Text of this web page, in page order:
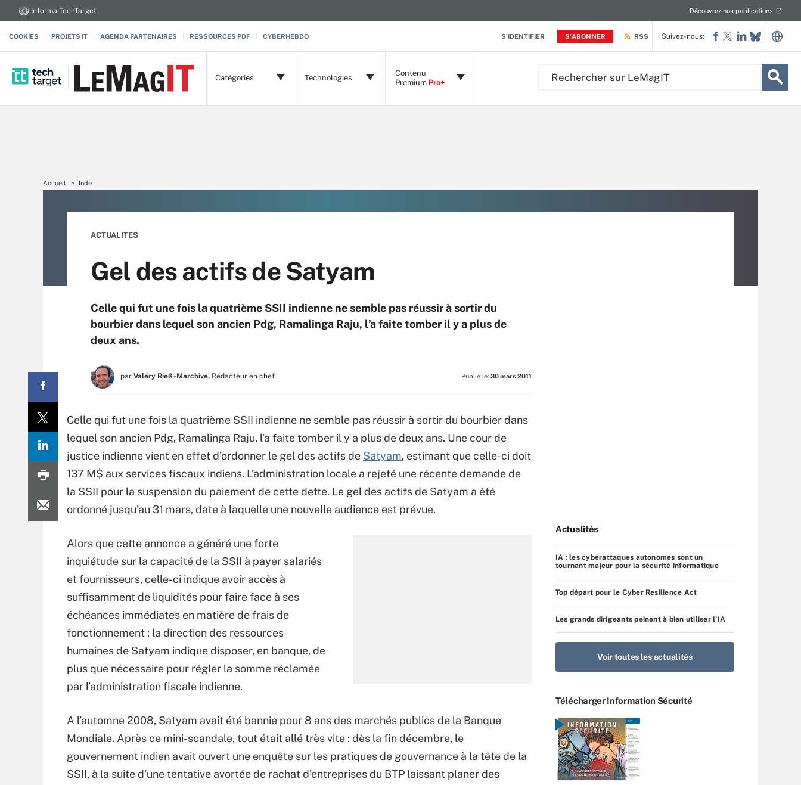
S'IDENTIFIER S'ABONNER
Informa TechTarget Découvrez nos publications
COOKIES PROJETS IT AGENDA PARTENAIRES RESSOURCES PDF CYBERHEBDO RSS
Catégories Technologies
Contenu
Premium Pro+
Suivez-nous:
Accueil Inde
ACTUALITES
Gel des actifs de Satyam
Celle qui fut une fois la quatrième SSII indienne ne semble pas réussir à sortir du
bourbier dans lequel son ancien Pdg, Ramalinga Raju, l’a faite tomber il y a plus de
deux ans.
par Valéry Rieß-Marchive, Rédacteur en chef Publié le: 30 mars 2011
Celle qui fut une fois la quatrième SSII indienne ne semble pas réussir à sortir du bourbier dans
lequel son ancien Pdg, Ramalinga Raju, l’a faite tomber il y a plus de deux ans. Une cour de
justice indienne vient en effet d’ordonner le gel des actifs de Satyam, estimant que celle-ci doit
137 M$ aux services fiscaux indiens. L’administration locale a rejeté une récente demande de
la SSII pour la suspension du paiement de cette dette. Le gel des actifs de Satyam a été
ordonné jusqu’au 31 mars, date à laquelle une nouvelle audience est prévue.
Alors que cette annonce a généré une forte
inquiétude sur la capacité de la SSII à payer salariés
et fournisseurs, celle-ci indique avoir accès à
suffisamment de liquidités pour faire face à ses
échéances immédiates en matière de frais de
fonctionnement : la direction des ressources
humaines de Satyam indique disposer, en banque, de
plus que nécessaire pour régler la somme réclamée
par l’administration fiscale indienne.
A l’automne 2008, Satyam avait été bannie pour 8 ans des marchés publics de la Banque
Mondiale. Après ce mini-scandale, tout était allé très vite : dès la fin décembre, le
gouvernement indien avait ouvert une enquête sur les pratiques de gouvernance à la tête de la
SSII, à la suite d’une tentative avortée de rachat d’entreprises du BTP laissant planer des
Actualités
IA : les cyberattaques autonomes sont un
tournant majeur pour la sécurité informatique
Top départ pour le Cyber Resilience Act
Les grands dirigeants peinent à bien utiliser l’IA
Voir toutes les actualités
Télécharger Information Sécurité